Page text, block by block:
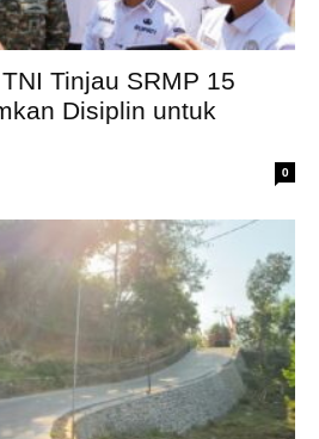
Tinjau SRMP 15
Disiplin untuk
0